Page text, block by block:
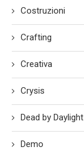
Costruzioni
Crafting
Creativa
Crysis
Dead by Daylight
Demo